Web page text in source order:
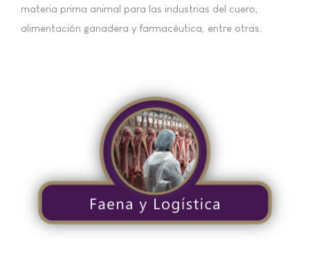
materia prima animal para las industrias del cuero,
alimentación ganadera y farmacéutica, entre otras.